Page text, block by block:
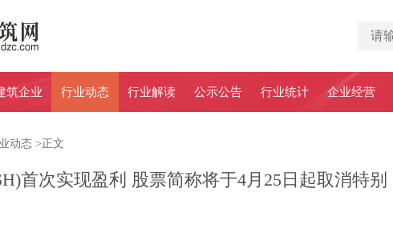
筑企业 行业动态 行业解读 公示公告 行业统计 企业经营
动态 > 正文
首次实现盈利 股票简称将于4月25日起取消特别